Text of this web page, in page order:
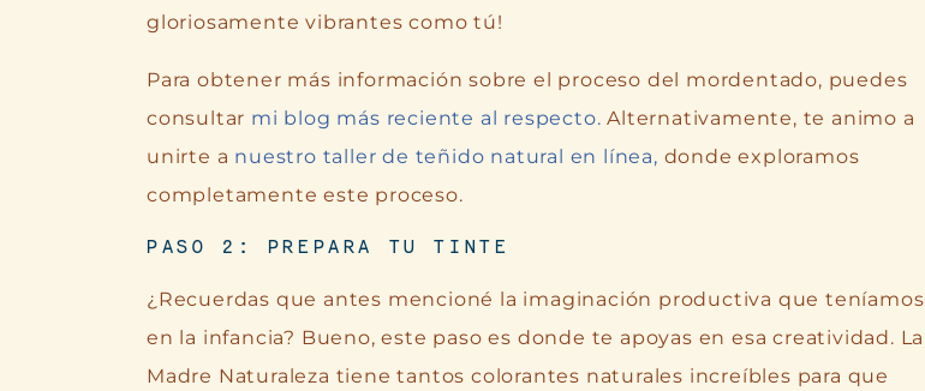
gloriosamente vibrantes como tú!
Para obtener más información sobre el proceso del mordentado, puedes
consultar mi blog más reciente al respecto. Alternativamente, te animo a
unirte a nuestro taller de teñido natural en línea, donde exploramos
completamente este proceso.
PASO 2: PREPARA TU TINTE
¿Recuerdas que antes mencioné la imaginación productiva que teníamos
en la infancia? Bueno, este paso es donde te apoyas en esa creatividad. La
Madre Naturaleza tiene tantos colorantes naturales increíbles para que